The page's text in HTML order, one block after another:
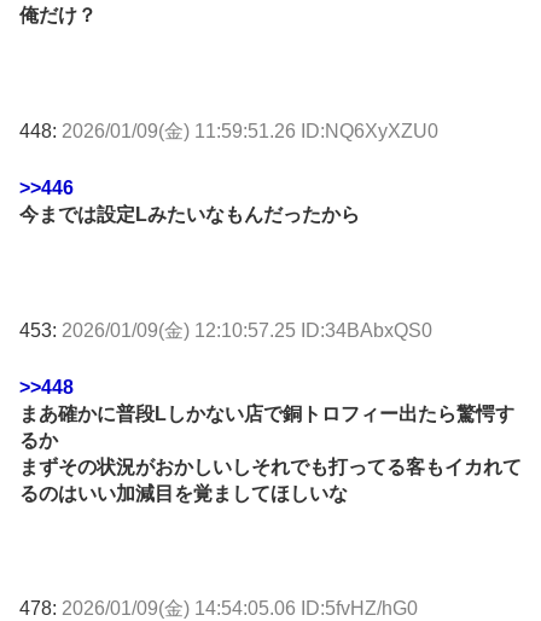
俺だけ？
448: 2026/01/09(金) 11:59:51.26 ID:NQ6XyXZU0
>>446
今までは設定Lみたいなもんだったから
453: 2026/01/09(金) 12:10:57.25 ID:34BAbxQS0
>>448
まあ確かに普段Lしかない店で銅トロフィー出たら驚愕す
るか
まずその状況がおかしいしそれでも打ってる客もイカれて
るのはいい加減目を覚ましてほしいな
478: 2026/01/09(金) 14:54:05.06 ID:5fvHZ/hG0